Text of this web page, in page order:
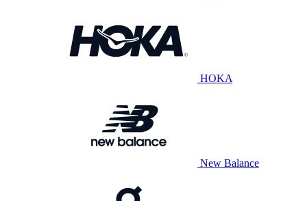
HOKA
New Balance